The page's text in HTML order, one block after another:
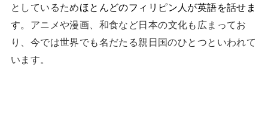
としているためほとんどのフィリピン人が英語を話せま
す。 アニメや漫画、和食など日本の文化も広まってお
り、今では世界でも名だたる親日国のひとつといわれて
います。